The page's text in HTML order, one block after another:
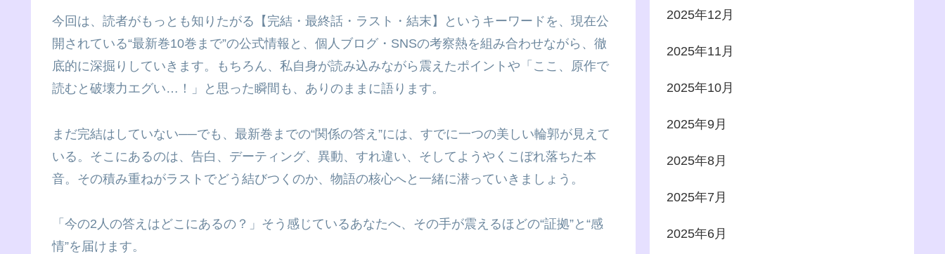
今回は、読者がもっとも知りたがる【完結・最終話・ラスト・結末】というキーワードを、現在公
開されている“最新巻10巻まで”の公式情報と、個人ブログ・SNSの考察熱を組み合わせながら、徹
底的に深掘りしていきます。もちろん、私自身が読み込みながら震えたポイントや「ここ、原作で
読むと破壊力エグい…！」と思った瞬間も、ありのままに語ります。
まだ完結はしていない──でも、最新巻までの“関係の答え”には、すでに一つの美しい輪郭が見えて
いる。そこにあるのは、告白、デーティング、異動、すれ違い、そしてようやくこぼれ落ちた本
音。その積み重ねがラストでどう結びつくのか、物語の核心へと一緒に潜っていきましょう。
「今の2人の答えはどこにあるの？」そう感じているあなたへ、その手が震えるほどの“証拠”と“感
情”を届けます。
2025年12月
2025年11月
2025年10月
2025年9月
2025年8月
2025年7月
2025年6月